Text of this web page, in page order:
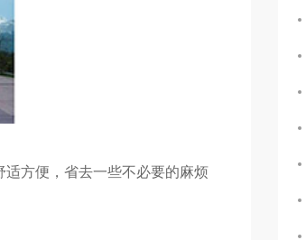
方便，省去一些不必要的麻烦